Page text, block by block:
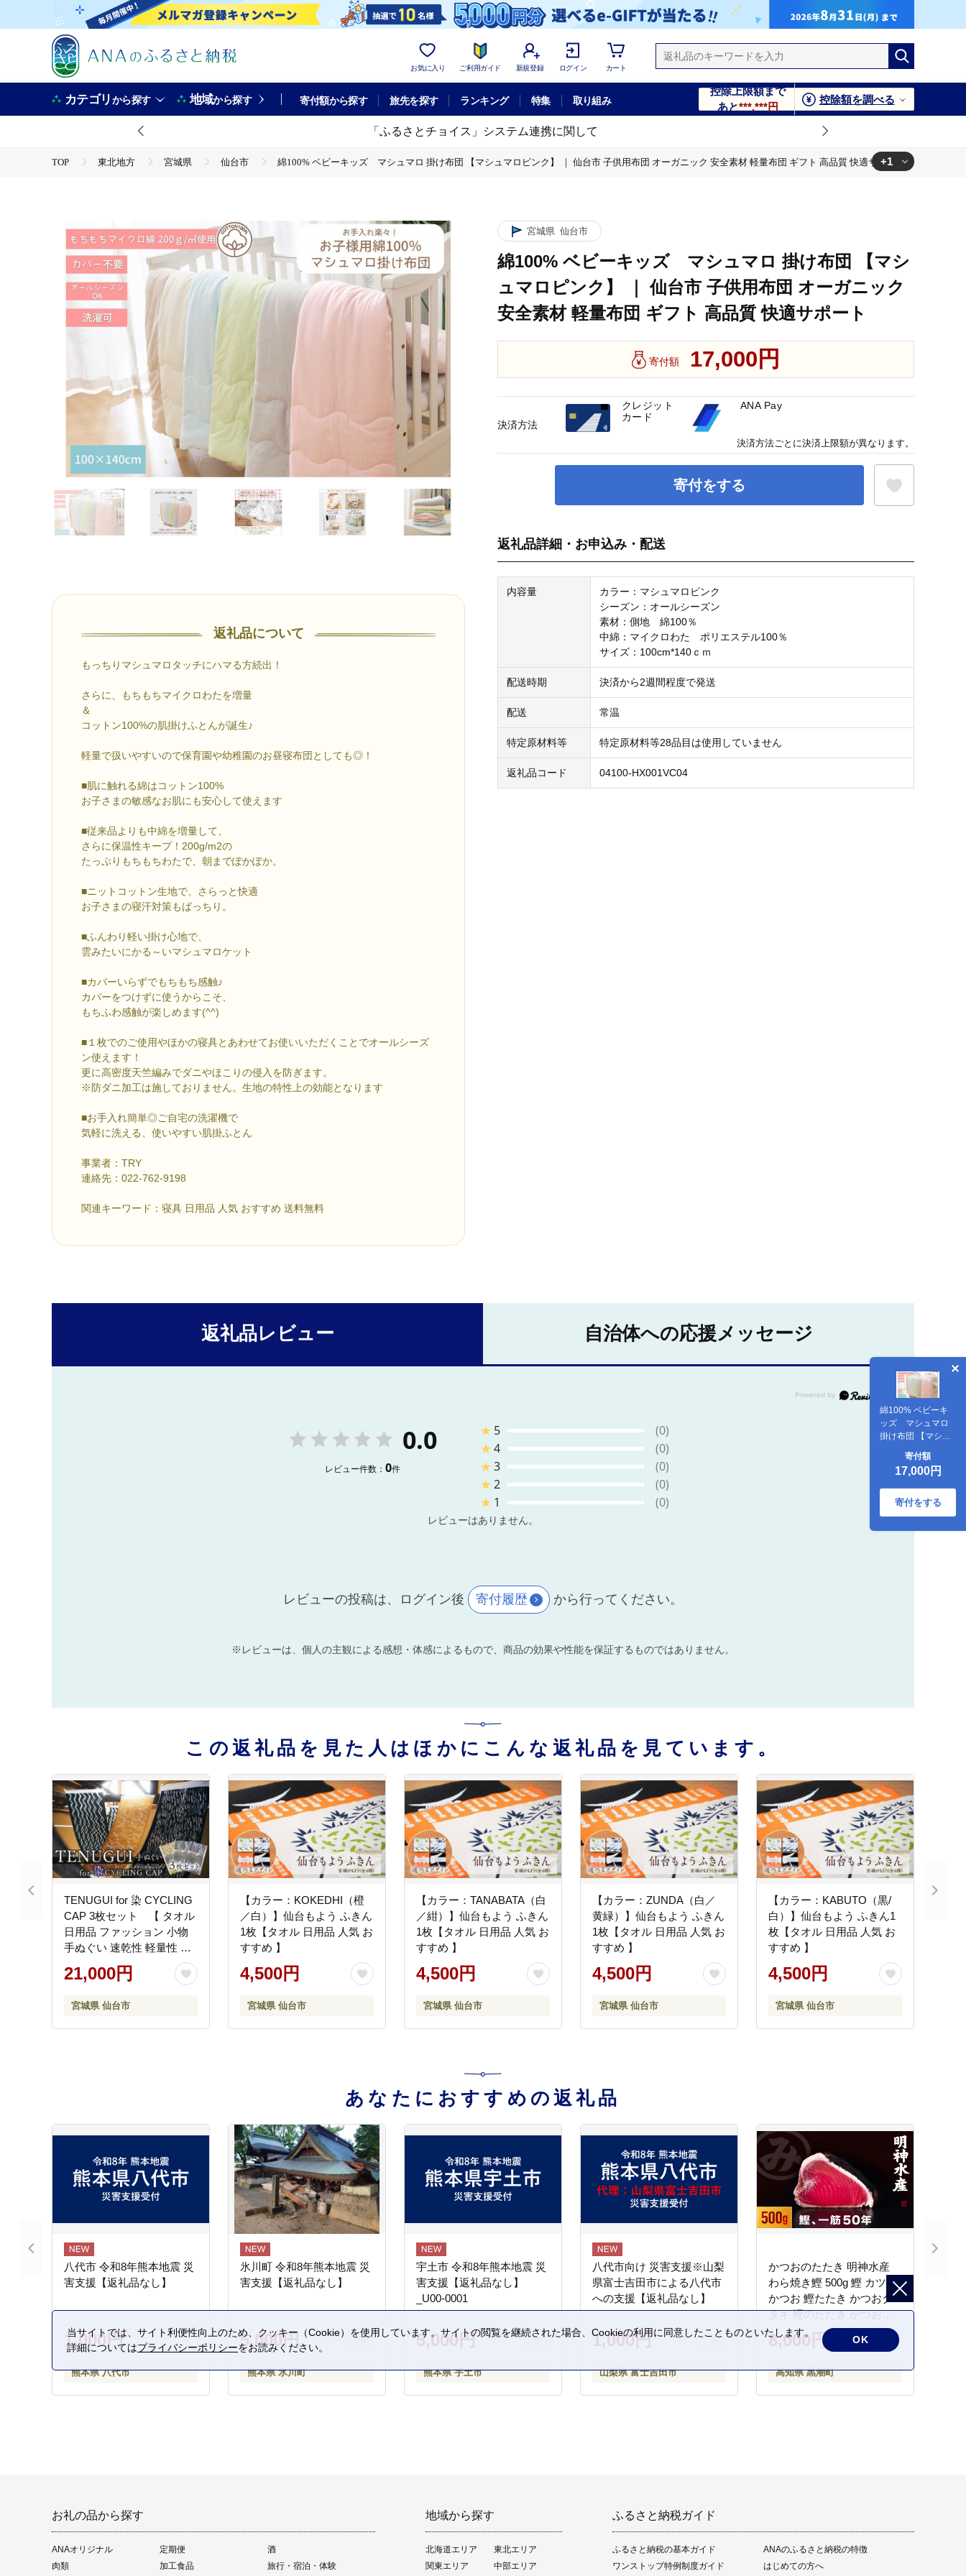
お気に入り ご利用ガイド 新規登録 ログイン カート
カテゴリから探す 地域から探す 寄付額から探す 旅先を探す ランキング 特集 取り組み
控除上限額まで
あと***,***円
控除額を調べる
「ふるさとチョイス」システム連携に関して
TOP 東北地方 宮城県 仙台市
綿100% ベビーキッズ マシュマロ 掛け布団 【マシュマロピンク】 ｜ 仙台市 子供用布団 オーガニック 安全素材 軽量布団 ギフト 高品質 快適サポート
+1
返礼品について
もっちりマシュマロタッチにハマる方続出！
さらに、もちもちマイクロわたを増量
＆
コットン100%の肌掛けふとんが誕生♪
軽量で扱いやすいので保育園や幼稚園のお昼寝布団としても◎！
■肌に触れる綿はコットン100%
お子さまの敏感なお肌にも安心して使えます
■従来品よりも中綿を増量して、
さらに保温性キープ！200g/m2の
たっぷりもちもちわたで、朝までぽかぽか。
■ニットコットン生地で、さらっと快適
お子さまの寝汗対策もばっちり。
■ふんわり軽い掛け心地で、
雲みたいにかる～いマシュマロケット
■カバーいらずでもちもち感触♪
カバーをつけずに使うからこそ、
もちふわ感触が楽しめます(^^)
■１枚でのご使用やほかの寝具とあわせてお使いいただくことでオールシーズ
ン使えます！
更に高密度天竺編みでダニやほこりの侵入を防ぎます。
※防ダニ加工は施しておりません。生地の特性上の効能となります
■お手入れ簡単◎ご自宅の洗濯機で
気軽に洗える、使いやすい肌掛ふとん
事業者：TRY
連絡先：022-762-9198
関連キーワード：寝具 日用品 人気 おすすめ 送料無料
宮城県 仙台市
綿100% ベビーキッズ マシュマロ 掛け布団 【マシ
ュマロピンク】 ｜ 仙台市 子供用布団 オーガニック
安全素材 軽量布団 ギフト 高品質 快適サポート
寄付額 17,000円
寄付をする
綿100% ベビーキ
ッズ マシュマロ
掛け布団 【マシュ
台市 子供用布団 オ
ーガニック 安全素
材 軽量布団 ギフト
高品質 快適サポー
ト
寄付額
17,000円
寄付をする
返礼品詳細・お申込み・配送
内容量
カラー：マシュマロピンク
シーズン：オールシーズン
素材：側地 綿100％
中綿：マイクロわた ポリエステル100％
サイズ：100cm*140ｃｍ
配送時期 決済から2週間程度で発送
配送 常温
特定原材料等 特定原材料等28品目は使用していません
返礼品コード 04100-HX001VC04
決済方法
クレジット
カード
ANA Pay
決済方法ごとに決済上限額が異なります。
返礼品レビュー 自治体への応援メッセージ
0.0
レビュー件数： 0件
★ 5
(0)
★4
(0)
★3
(0)
★2
(0)
★ 1 (0)
レビューはありません。
レビューの投稿は、ログイン後 寄付履歴 から行ってください。
※レビューは、個人の主観による感想・体感によるもので、商品の効果や性能を保証するものではありません。
この返礼品を見た人はほかにこんな返礼品を見ています。
TENUGUI for 染 CYCLING
CAP 3枚セット 【 タオル
日用品 ファッション 小物
手ぬぐい 速乾性 軽量性 サ
イクリング 汗拭き 日除け
最上級 柔らかい 吸水 こだ
21,000円
宮城県 仙台市
【カラー：KOKEDHI（橙
／白）】仙台もよう ふきん
1枚【タオル 日用品 人気 お
すすめ 】
4,500円
宮城県 仙台市
【カラー：TANABATA（白
／紺）】仙台もよう ふきん
1枚【タオル 日用品 人気 お
すすめ 】
4,500円
宮城県 仙台市
【カラー：ZUNDA（白／
黄緑）】仙台もよう ふきん
1枚【タオル 日用品 人気 お
すすめ 】
4,500円
宮城県 仙台市
【カラー：KABUTO（黒/
白）】仙台もよう ふきん1
枚【タオル 日用品 人気 お
すすめ 】
4,500円
宮城県 仙台市
あなたにおすすめの返礼品
八代市 令和8年熊本地震 災
害支援【返礼品なし】
1,000円
熊本県 八代市
氷川町 令和8年熊本地震 災
害支援【返礼品なし】
5,000円
熊本県 氷川町
宇土市 令和8年熊本地震 災
害支援【返礼品なし】
_U00-0001
5,000円
熊本県 宇土市
八代市向け 災害支援※山梨
県富士吉田市による八代市
への支援【返礼品なし】
1,000円
山梨県 富士吉田市
かつおのたたき 明神水産
わら焼き鰹 500g 鰹 カツオ
かつお 鰹たたき かつおタ
タキ 鰹のたたき かつおの
タタキ 藁焼き わら焼き 魚
さかな 海鮮 刺身 お刺身 冷
ご当地 本場 高知 黒潮町 ギ
フト 贈答品 人気 返礼品 ふ
8,000円
高知県 黒潮町
お礼の品から探す
ANAオリジナル 定期便
酒
肉類
加工食品 旅行・宿泊・体験
地域から探す
北海道エリア
東北エリア
関東エリア
中部エリア
ふるさと納税ガイド
ふるさと納税の基本ガイド
ANAのふるさと納税の特徴
ワンストップ特例制度ガイド
はじめての方へ
当サイトでは、サイト利便性向上のため、クッキー（Cookie）を使用しています。サイトの閲覧を継続された場合、Cookieの利用に同意したことものといたします。
詳細についてはプライバシーポリシーをお読みください。
OK